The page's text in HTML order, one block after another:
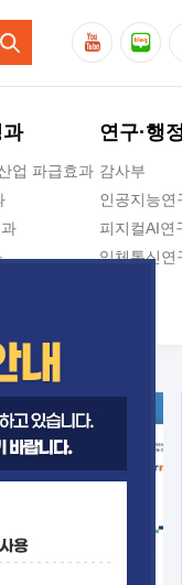
업 파급효과
연구·행
감사부
인공지능연
피지컬AI연
입체통신연
인공지능안
우주항공
대경권연구
호남권연구
기획본부
사업화본부